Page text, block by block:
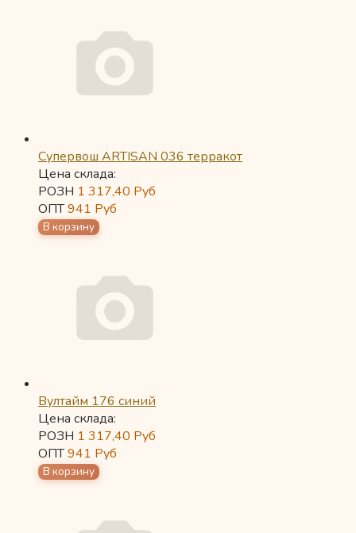
Супервош ARTISAN 036 терракот
Цена склада:
РОЗН 1 317,40 Руб
ОПТ941 Руб
Вултайм 176 синий
Цена склада:
РОЗН 1 317,40 Руб
ОПТ941 Руб